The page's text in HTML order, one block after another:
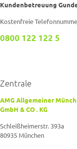
Kundenbetreuung
Kostenfreie
0800 122 122 5
Zentrale
AMG Allgemeiner
GmbH & CO . KG
Schleißheimerstr. 393a
80935 München